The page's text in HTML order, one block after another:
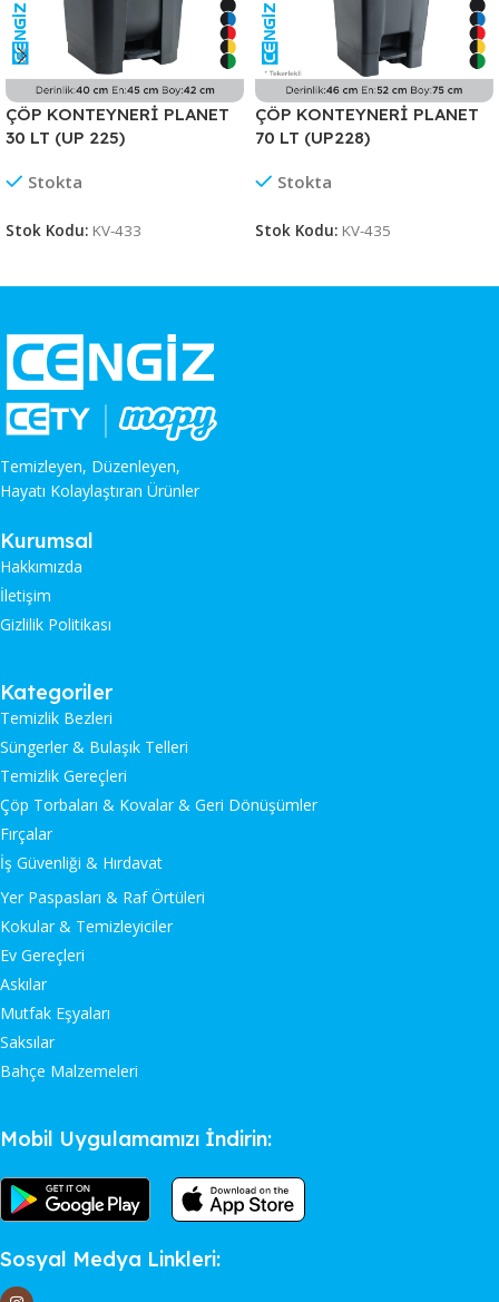
ÇÖP KONTEYNERİ PLANET
30 LT (UP 225)
Stokta
Stok Kodu: KV-433
ÇÖP KONTEYNERİ PLANET
70 LT (UP228)
Stokta
Stok Kodu: KV-435
Temizleyen, Düzenleyen,
Hayatı Kolaylaştıran Ürünler
Kurumsal
Hakkımızda
İletişim
Gizlilik Politikası
Kategoriler
Temizlik Bezleri
Süngerler & Bulaşık Telleri
Temizlik Gereçleri
Çöp Torbaları & Kovalar & Geri Dönüşümler
Fırçalar
İş Güvenliği & Hırdavat
Yer Paspasları & Raf Örtüleri
Kokular & Temizleyiciler
Ev Gereçleri
Askılar
Mutfak Eşyaları
Saksılar
Bahçe Malzemeleri
Mobil Uygulamamızı İndirin:
Sosyal Medya Linkleri: